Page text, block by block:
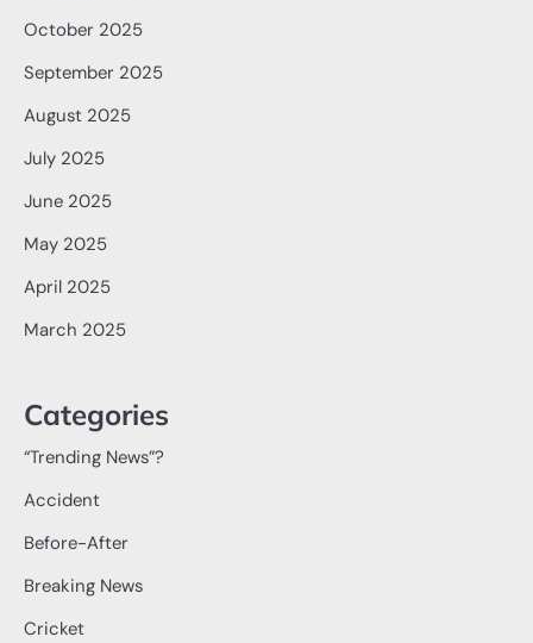
October 2025
September 2025
August 2025
July 2025
June 2025
May 2025
April 2025
March 2025
Categories
“Trending News”?
Accident
Before-After
Breaking News
Cricket